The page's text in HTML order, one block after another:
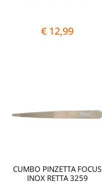
€ 12,99
CUMBO PINZETTA FOCUS
INOX RETTA 3259